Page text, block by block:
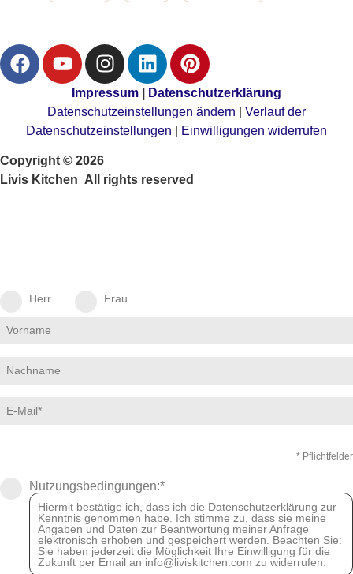
Impressum
Datenschutzerklärung
Datenschutzeinstellungen ändern
Verlauf der
Datenschutzeinstellungen
Einwilligungen widerrufen
Copyright © 2026
Livis Kitchen All rights reserved
Herr Frau
* Pflichtfelder
Nutzungsbedingungen:*
Hiermit bestätige ich, dass ich die Datenschutzerklärung zur
Kenntnis genommen habe. Ich stimme zu, dass sie meine
Angaben und Daten zur Beantwortung meiner Anfrage
elektronisch erhoben und gespeichert werden. Beachten Sie:
Sie haben jederzeit die Möglichkeit Ihre Einwilligung für die
Zukunft per Email an info@liviskitchen.com zu widerrufen.